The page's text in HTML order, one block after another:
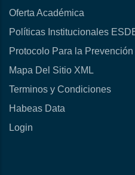
Oferta Académica
Políticas Institucionales
Protocolo Para la
Mapa Del Sitio XML
Terminos y Condiciones
Habeas Data
Login